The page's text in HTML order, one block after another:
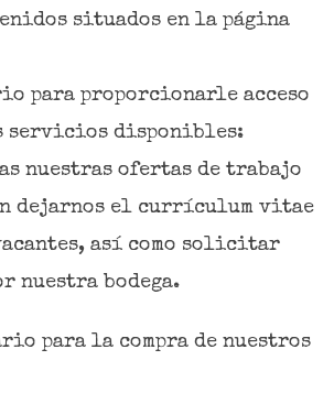
situados en la página
para proporcionarle acceso
servicios disponibles:
nuestras ofertas de trabajo
dejarnos el currículum vitae
así como solicitar
nuestra bodega.
para la compra de nuestros